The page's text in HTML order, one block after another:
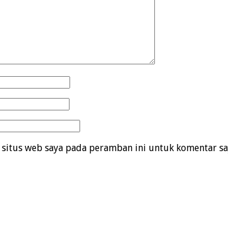
web saya pada peramban ini untuk komentar